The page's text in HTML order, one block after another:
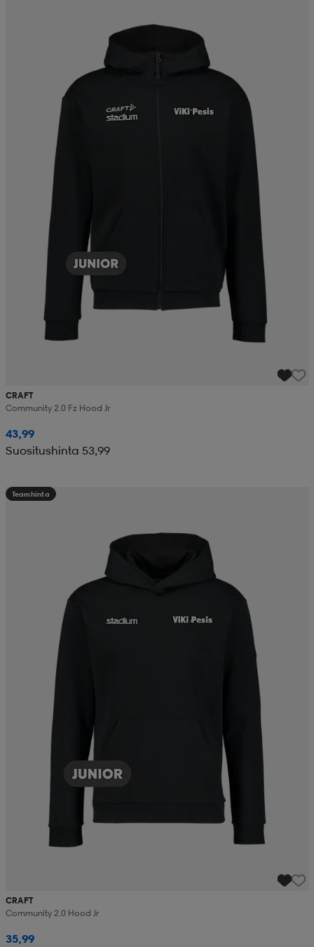
CRAFT
Community 2.0 Fz Hood Jr
43,99
Suositushinta 53,99
Teamhinta
CRAFT
Community 2.0 Hood Jr
35,99